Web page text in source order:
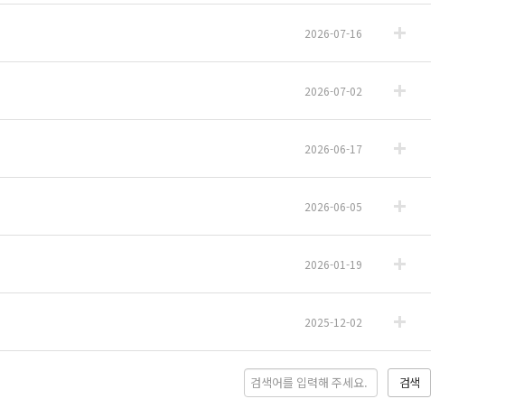
2026-07-16
2026-07-02
2026-06-17
2026-06-05
2026-01-19
2025-12-02
검색